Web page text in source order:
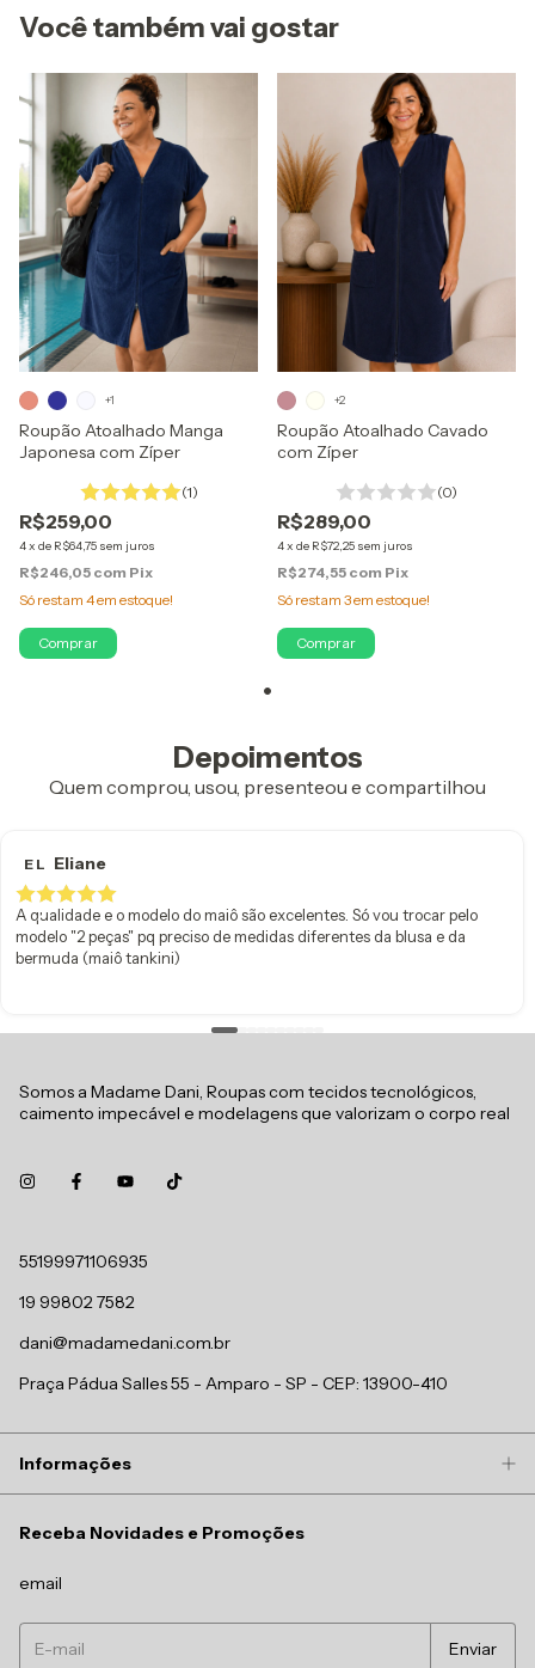
Você também vai gostar
Roupão Atoalhado Manga
Japonesa com Zíper
(1)
R$259,00
4x de R$64,75 sem juros
R$246,05 com Pix
Só restam 4em estoque!
+1
Comprar
Roupão Atoalhado Cavado
com Zíper
(0)
R$289,00
4x de R$72,25 sem juros
R$274,55 com Pix
Só restam 3em estoque!
+2
Comprar
Depoimentos
Quem comprou, usou, presenteou e compartilhou
E L Eliane
A qualidade e o modelo do maiô são excelentes. Só vou trocar pelo
modelo "2 peças" pq preciso de medidas diferentes da blusa e da
bermuda (maiô tankini)
Somos a Madame Dani, Roupas com tecidos tecnológicos,
caimento impecável e modelagens que valorizam o corpo real
55199971106935
19 99802 7582
dani@madamedani.com.br
Praça Pádua Salles 55 - Amparo - SP - CEP: 13900-410
Informações
Receba Novidades e Promoções
email